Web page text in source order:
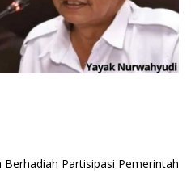
Partisipasi Pemerintah